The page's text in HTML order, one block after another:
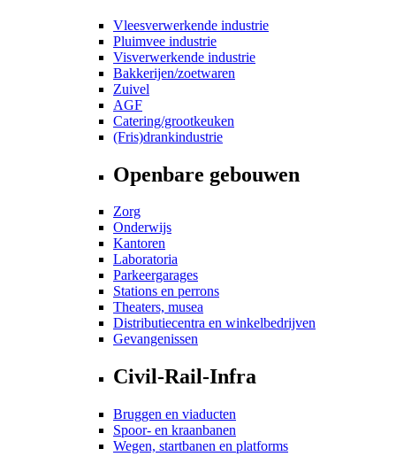
Vleesverwerkende industrie
Pluimvee industrie
Visverwerkende industrie
Bakkerijen/zoetwaren
Zuivel
AGF
Catering/grootkeuken
(Fris)drankindustrie
Openbare gebouwen
Zorg
Onderwijs
Kantoren
Laboratoria
Parkeergarages
Stations en perrons
Theaters, musea
Distributiecentra en winkelbedrijven
Gevangenissen
Civil-Rail-Infra
Bruggen en viaducten
Spoor- en kraanbanen
Wegen, startbanen en platforms